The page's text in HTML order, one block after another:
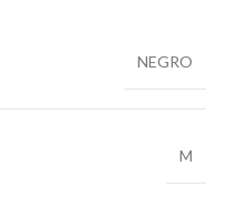
NEGRO
M